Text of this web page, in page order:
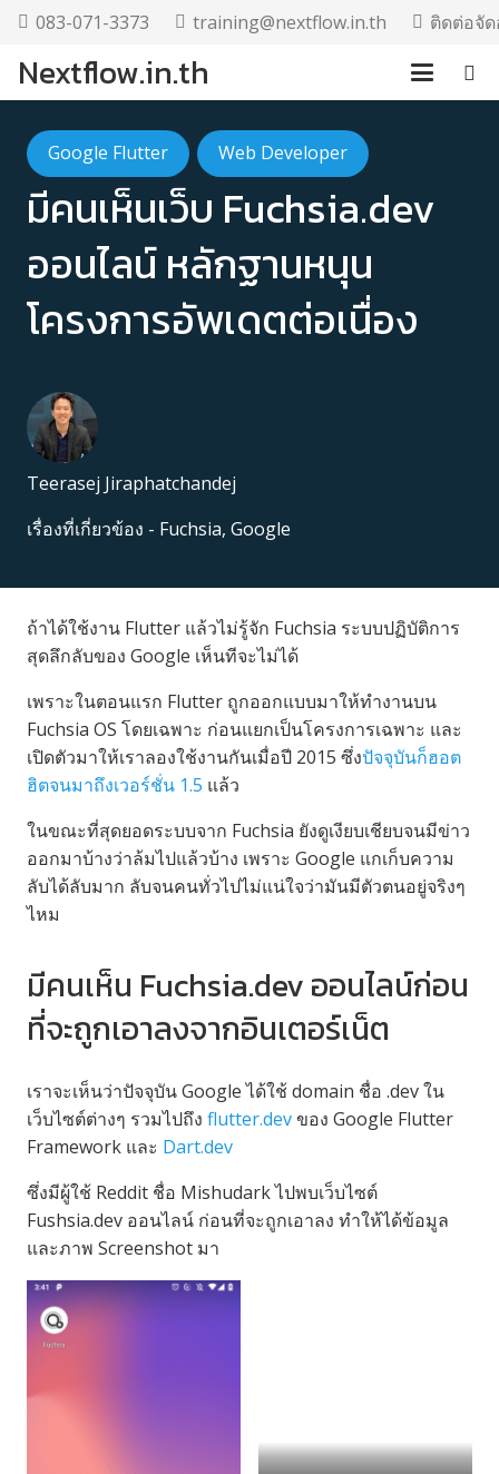
083-071-3373 training@nextflow.in.th ติดต่อจั
Nextflow.in.th
Google Flutter Web Developer
มีคนเห็นเว็บ Fuchsia.dev
ออนไลน์ หลักฐานหนุน
โครงการอัพเดตต่อเนื่อง
Teerasej Jiraphatchandej
เรื่องที่เกี่ยวข้อง - Fuchsia, Google
ถ้าได้ใช้งาน Flutter แล้วไม่รู้จัก Fuchsia ระบบปฏิบัติการ
สุดลึกลับของ Google เห็นทีจะไม่ได้
เพราะในตอนแรก Flutter ถูกออกแบบมาให้ทำงานบน
Fuchsia OS โดยเฉพาะ ก่อนแยกเป็นโครงการเฉพาะ และ
เปิดตัวมาให้เราลองใช้งานกันเมื่อปี 2015 ซึ่งปัจจุบันก็ฮอต
ฮิตจนมาถึงเวอร์ชั่น 1.5 แล้ว
ในขณะที่สุดยอดระบบจาก Fuchsia ยังดูเงียบเชียบจนมีข่าว
ออกมาบ้างว่าล้มไปแล้วบ้าง เพราะ Google แกเก็บความ
ลับได้ลับมาก ลับจนคนทั่วไปไม่แน่ใจว่ามันมีตัวตนอยู่จริงๆ
ไหม
มีคนเห็น Fuchsia.dev ออนไลน์ก่อน
ที่จะถูกเอาลงจากอินเตอร์เน็ต
เราจะเห็นว่าปัจจุบัน Google ได้ใช้ domain ชื่อ .dev ใน
เว็บไซต์ต่างๆ รวมไปถึง flutter.devของ Google Flutter
Framework และ Dart.dev
ซึ่งมีผู้ใช้ Reddit ชื่อ Mishudark ไปพบเว็บไซต์
Fushsia.dev ออนไลน์ ก่อนที่จะถูกเอาลง ทำให้ได้ข้อมูล
และภาพ Screenshot มา